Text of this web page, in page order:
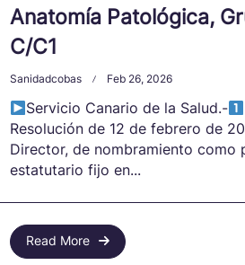
Anatomía Patológica,
C/C1
Sanidadcobas Feb 26, 2026
Servicio Canario de la Salud.-
Resolución de 12 de febrero de
Director, de nombramiento como
estatutario fijo en...
Read More